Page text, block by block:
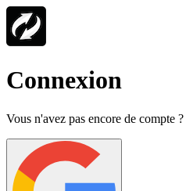
Connexion
Vous n'avez pas encore de compte ?